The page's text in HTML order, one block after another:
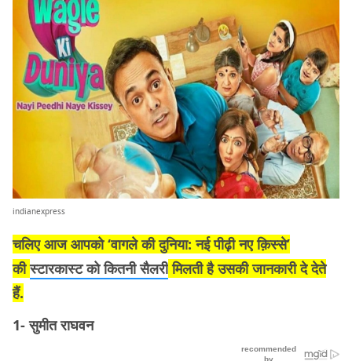
indianexpress
चलिए आज आपको ‘वागले की दुनिया: नई पीढ़ी नए क़िस्से’
कीस्टारकास्ट को कितनी सैलरीमिलती है उसकी जानकारी दे देते
हैं.
1- सुमीत राघवन